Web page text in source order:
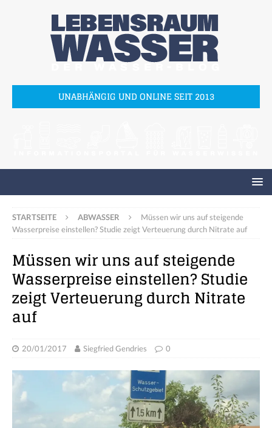
UNABHÄNGIG UND ONLINE SEIT 2013
STARTSEITE ABWASSER
Müssen wir uns auf steigende
Wasserpreise einstellen? Studie zeigt Verteuerung durch Nitrate auf
Müssen wir uns auf steigende
Wasserpreise einstellen? Studie
zeigt Verteuerung durch Nitrate
auf
20/01/2017 Siegfried Gendries 0